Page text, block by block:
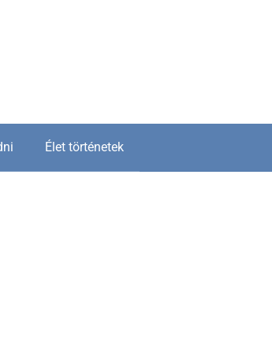
Élet történetek